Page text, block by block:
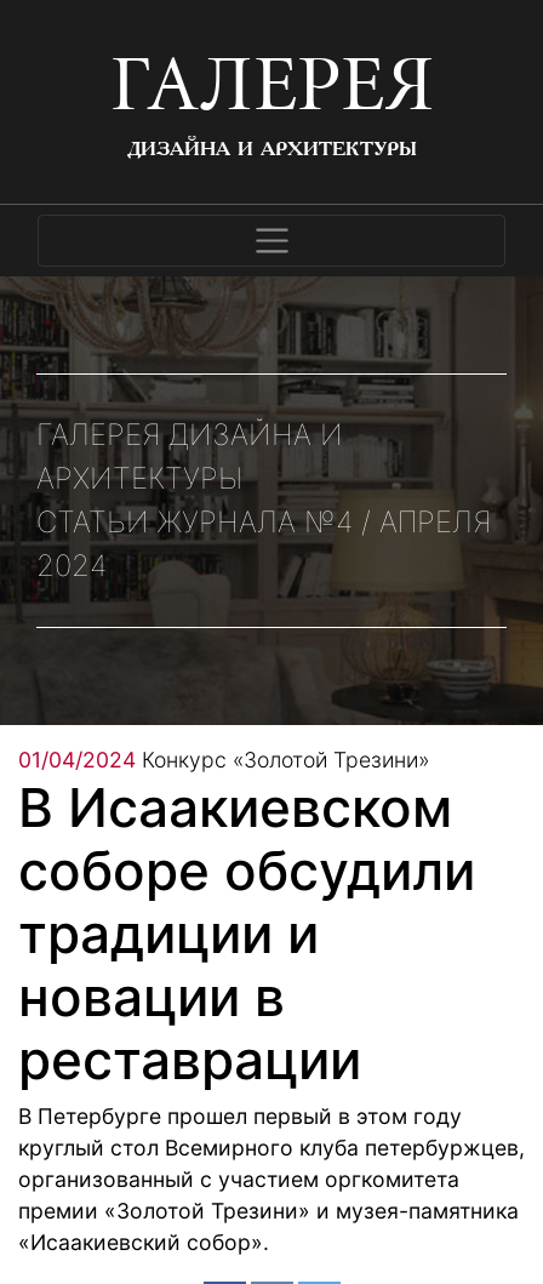
ГАЛЕРЕЯ
ДИЗАЙНА И АРХИТЕКТУРЫ
ГАЛЕРЕЯ ДИЗАЙНА И
АРХИТЕКТУРЫ
СТАТЬИ ЖУРНАЛА №4 / АПРЕЛЯ
2024
01/04/2024 Конкурс «Золотой Трезини»
В Исаакиевском
соборе обсудили
традиции и
новации в
реставрации
В Петербурге прошел первый в этом году
круглый стол Всемирного клуба петербуржцев,
организованный с участием оргкомитета
премии «Золотой Трезини» и музея-памятника
«Исаакиевский собор».